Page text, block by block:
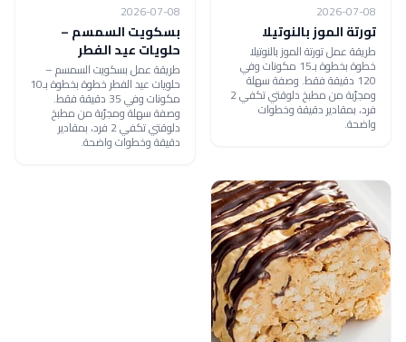
2026-07-08
تورتة الموز بالنوتيلا
طريقة عمل تورتة الموز بالنوتيلا
خطوة بخطوة بـ15 مكونات وفي
120 دقيقة فقط. وصفة سهلة
ومجرّبة من مطبخ دلوقتي تكفي 2
فرد، بمقادير دقيقة وخطوات
واضحة.
2026-07-08
بسكويت السمسم –
حلويات عيد الفطر
طريقة عمل بسكويت السمسم –
حلويات عيد الفطر خطوة بخطوة بـ10
مكونات وفي 35 دقيقة فقط.
وصفة سهلة ومجرّبة من مطبخ
دلوقتي تكفي 2 فرد، بمقادير
دقيقة وخطوات واضحة.